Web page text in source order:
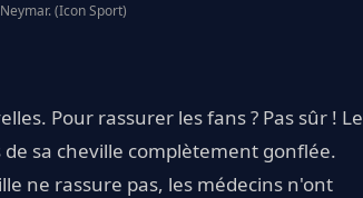
(Icon Sport)
Pour rassurer les fans ? Pas sûr ! Le
sa cheville complètement gonflée.
ne rassure pas, les médecins n'ont